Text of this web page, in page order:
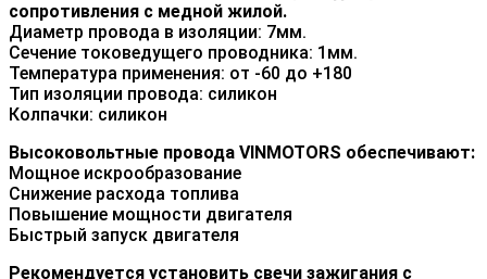
сопротивления с медной жилой.
Диаметр провода в изоляции: 7мм.
Сечение токоведущего проводника: 1мм.
Температура применения: от -60 до +180
Тип изоляции провода: силикон
Колпачки: силикон
Высоковольтные провода VINMOTORS обеспечивают:
Мощное искрообразование
Снижение расхода топлива
Повышение мощности двигателя
Быстрый запуск двигателя
Рекомендуется установить свечи зажигания с